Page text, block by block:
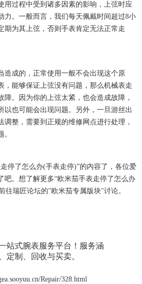
用过程中受到诸多因素的影响，上弦时应
力。一般而言，我们每天佩戴时间超过8小
期为其上弦，否则手表肯定无法正常走
成的，正常使用一般不会出现这个原
，能够保证上弦没有问题，那么机械表走
障。因为你的上弦太紧，也会造成故障，
以也可能会出现问题。另外，一旦游丝出
调整，需要到正规的维修网点进行处理，
了怎么办(手表走停)”的内容了，各位爱
吧。想了解更多“欧米茄手表走停了怎么办
往瑞匠论坛的"欧米茄专属版块"讨论。
Repair/328.html